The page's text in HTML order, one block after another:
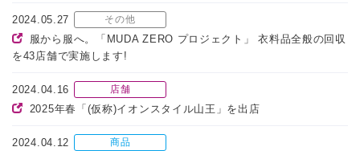
2024.05.27 その他
服から服へ。「MUDA ZERO プロジェクト」 衣料品全般の回収
を43店舗で実施します!
2024.04.16 店舗
2025年春「(仮称)イオンスタイル山王」を出店
2024.04.12 商品